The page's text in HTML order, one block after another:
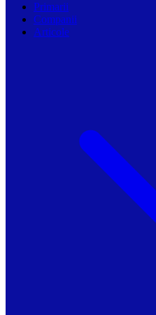
Primarii
Companii
Articole